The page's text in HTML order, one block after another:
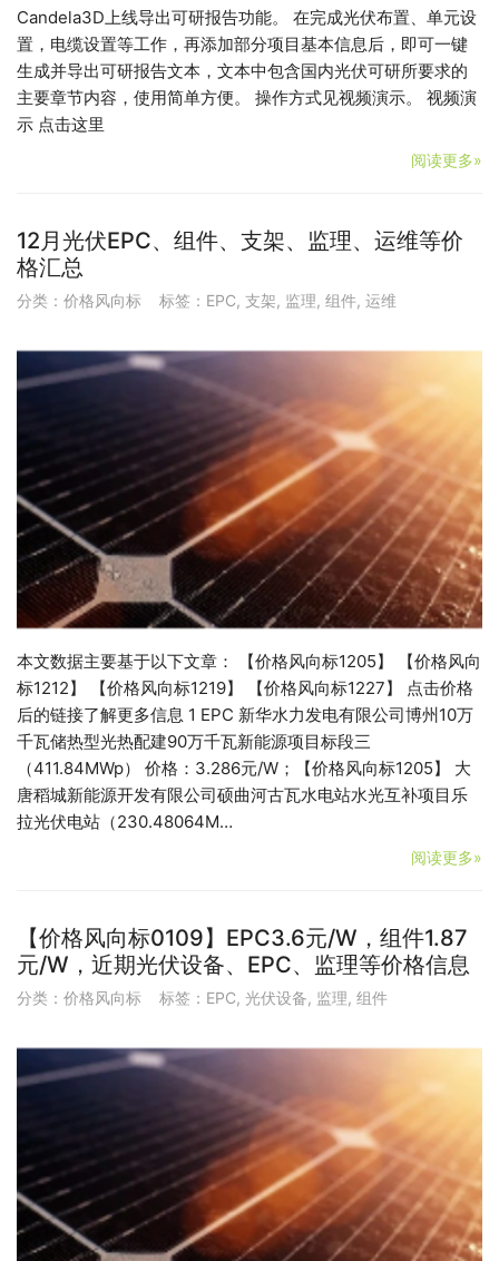
Candela3D上线导出可研报告功能。 在完成光伏布置、单元设
置，电缆设置等工作，再添加部分项目基本信息后，即可一键
生成并导出可研报告文本，文本中包含国内光伏可研所要求的
主要章节内容，使用简单方便。 操作方式见视频演示。 视频演
示 点击这里
阅读更多»
12月光伏EPC、组件、支架、监理、运维等价
格汇总
分类： 价格风向标 标签： EPC, 支架, 监理, 组件, 运维
本文数据主要基于以下文章： 【价格风向标1205】 【价格风向
标1212】 【价格风向标1219】 【价格风向标1227】 点击价格
后的链接了解更多信息 1 EPC 新华水力发电有限公司博州10万
千瓦储热型光热配建90万千瓦新能源项目标段三
（411.84MWp） 价格：3.286元/W；【价格风向标1205】 大
唐稻城新能源开发有限公司硕曲河古瓦水电站水光互补项目乐
拉光伏电站（230.48064M…
阅读更多»
【价格风向标0109】EPC3.6元/W，组件1.87
元/W，近期光伏设备、EPC、监理等价格信息
分类： 价格风向标 标签： EPC, 光伏设备, 监理, 组件